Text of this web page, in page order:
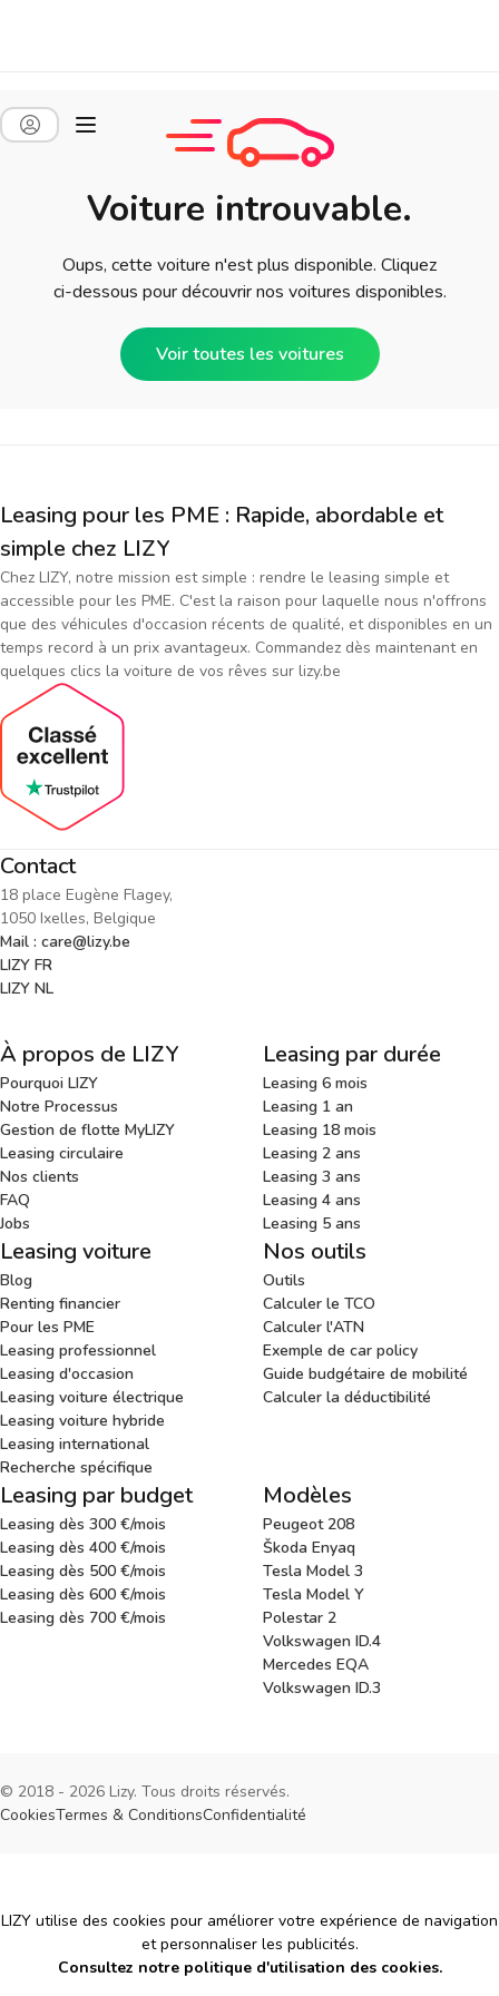
Voiture introuvable.
Oups, cette voiture n'est plus disponible. Cliquez
ci-dessous pour découvrir nos voitures disponibles.
Voir toutes les voitures
Leasing pour les PME : Rapide, abordable et
simple chez LIZY
Chez LIZY, notre mission est simple : rendre le leasing simple et
accessible pour les PME. C'est la raison pour laquelle nous n'offrons
que des véhicules d'occasion récents de qualité, et disponibles en un
temps record à un prix avantageux. Commandez dès maintenant en
quelques clics la voiture de vos rêves sur lizy.be
Contact
18 place Eugène Flagey,
1050 Ixelles, Belgique
Mail : care@lizy.be
LIZY FR
LIZY NL
À propos de LIZY
Pourquoi LIZY
Notre Processus
Gestion de flotte MyLIZY
Leasing circulaire
Nos clients
FAQ
Jobs
Leasing par durée
Leasing 6 mois
Leasing 1 an
Leasing 18 mois
Leasing 2 ans
Leasing 3 ans
Leasing 4 ans
Leasing 5 ans
Leasing voiture
Blog
Renting financier
Pour les PME
Leasing professionnel
Leasing d'occasion
Leasing voiture électrique
Leasing voiture hybride
Leasing international
Recherche spécifique
Nos outils
Outils
Calculer le TCO
Calculer l'ATN
Exemple de car policy
Guide budgétaire de mobilité
Calculer la déductibilité
Leasing par budget
Leasing dès 300 €/mois
Leasing dès 400 €/mois
Leasing dès 500 €/mois
Leasing dès 600 €/mois
Leasing dès 700 €/mois
Modèles
Peugeot 208
Škoda Enyaq
Tesla Model 3
Tesla Model Y
Polestar 2
Volkswagen ID.4
Mercedes EQA
Volkswagen ID.3
© 2018 - 2026 Lizy. Tous droits réservés.
CookiesTermes & ConditionsConfidentialité
Cookies
LIZY utilise des cookies pour améliorer votre expérience de navigation
et personnaliser les publicités.
Consultez notre politique d'utilisation des cookies.